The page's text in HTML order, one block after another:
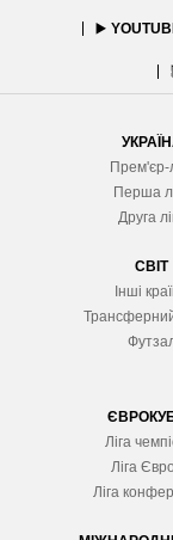
▶️
Прем'єр-
Перша
Друга
СВІТ
Інші
Ліга
Ліга
Ліга